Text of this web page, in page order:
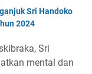
Sri Handoko
2024
Sri
mental dan